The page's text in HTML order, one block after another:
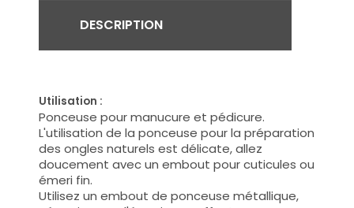
DESCRIPTION
Utilisation :
Ponceuse pour manucure et pédicure.
L'utilisation de la ponceuse pour la préparation
des ongles naturels est délicate, allez
doucement avec un embout pour cuticules ou
émeri fin.
Utilisez un embout de ponceuse métallique,